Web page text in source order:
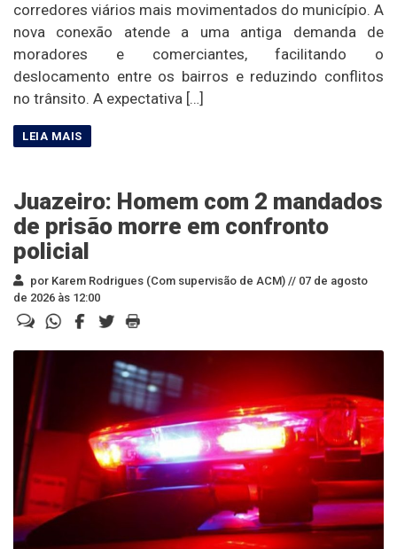
corredores viários mais movimentados do município. A
nova conexão atende a uma antiga demanda de
moradores e comerciantes, facilitando o
deslocamento entre os bairros e reduzindo conflitos
no trânsito. A expectativa […]
Juazeiro: Homem com 2 mandados
de prisão morre em confronto
policial
por Karem Rodrigues (Com supervisão de ACM) // 07 de agosto
de 2026 às 12:00